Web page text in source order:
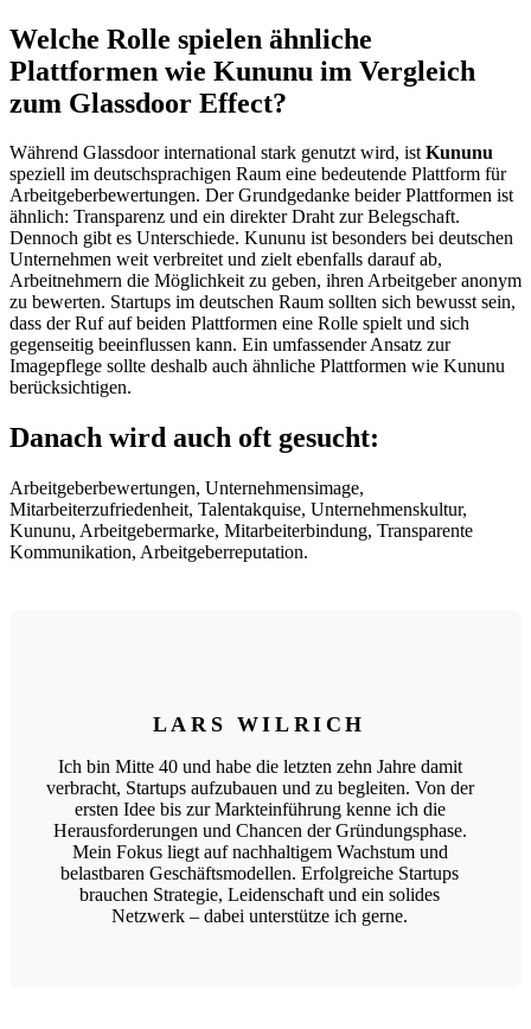
Welche Rolle spielen ähnliche
Plattformen wie Kununu im Vergleich
zum Glassdoor Effect?
Während Glassdoor international stark genutzt wird, istKununu
speziell im deutschsprachigen Raum eine bedeutende Plattform für
Arbeitgeberbewertungen. Der Grundgedanke beider Plattformen ist
ähnlich: Transparenz und ein direkter Draht zur Belegschaft.
Dennoch gibt es Unterschiede. Kununu ist besonders bei deutschen
Unternehmen weit verbreitet und zielt ebenfalls darauf ab,
Arbeitnehmern die Möglichkeit zu geben, ihren Arbeitgeber anonym
zu bewerten. Startups im deutschen Raum sollten sich bewusst sein,
dass der Ruf auf beiden Plattformen eine Rolle spielt und sich
gegenseitig beeinflussen kann. Ein umfassender Ansatz zur
Imagepflege sollte deshalb auch ähnliche Plattformen wie Kununu
berücksichtigen.
Danach wird auch oft gesucht:
Arbeitgeberbewertungen, Unternehmensimage,
Mitarbeiterzufriedenheit, Talentakquise, Unternehmenskultur,
Kununu, Arbeitgebermarke, Mitarbeiterbindung, Transparente
Kommunikation, Arbeitgeberreputation.
LARS WILRICH
Ich bin Mitte 40 und habe die letzten zehn Jahre damit
verbracht, Startups aufzubauen und zu begleiten. Von der
ersten Idee bis zur Markteinführung kenne ich die
Herausforderungen und Chancen der Gründungsphase.
Mein Fokus liegt auf nachhaltigem Wachstum und
belastbaren Geschäftsmodellen. Erfolgreiche Startups
brauchen Strategie, Leidenschaft und ein solides
Netzwerk – dabei unterstütze ich gerne.